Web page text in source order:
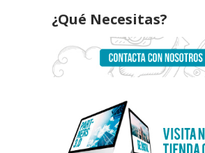
¿Qué Necesitas?